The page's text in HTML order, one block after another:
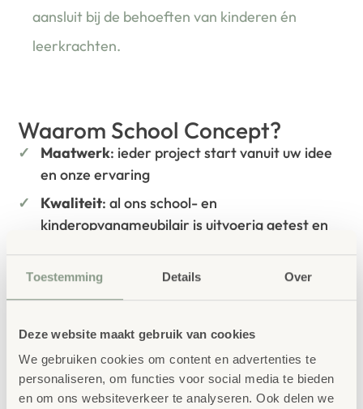
Toestemming Details Over
Deze website maakt gebruik van cookies
We gebruiken cookies om content en advertenties te
personaliseren, om functies voor social media te bieden
en om ons websiteverkeer te analyseren. Ook delen we
aansluit bij de behoeften van kinderen én
leerkrachten.
Waarom School Concept?
Maatwerk: ieder project start vanuit uw idee
en onze ervaring
Kwaliteit: al ons school- en
kinderopvangmeubilair is uitvoerig getest en
Duurzaamheid
: wij werken met circulaire
producten, waaronder onzeOneWood-lijnvan
Daarnaast zelfs voorzien van het
milieukeurmerk EU-Ecolabel .
Extra informatie